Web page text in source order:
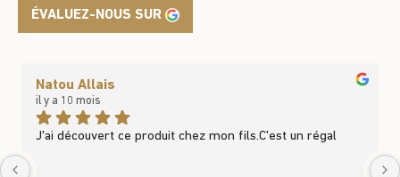
ÉVALUEZ-NOUS SUR
Natou Allais
il y a 10 mois
J'ai découvert ce produit chez mon fils.C'est un régal